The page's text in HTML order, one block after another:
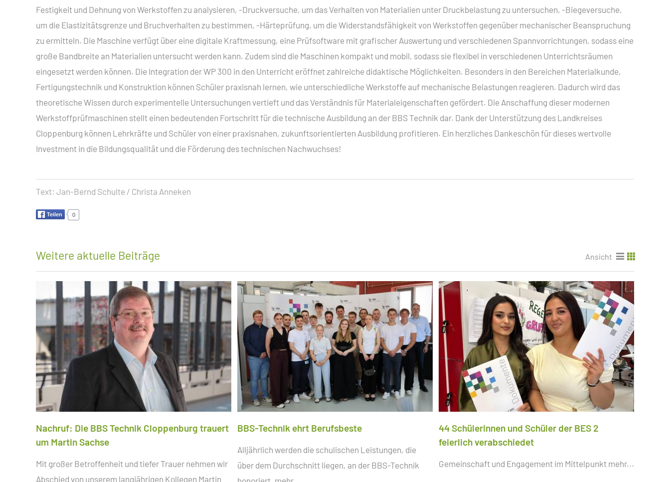
Festigkeit und Dehnung von Werkstoffen zu analysieren, -Druckversuche, um das Verhalten von Materialien unter Druckbelastung zu untersuchen, -Biegeversuche,
um die Elastizitätsgrenze und Bruchverhalten zu bestimmen, -Härteprüfung, um die Widerstandsfähigkeit von Werkstoffen gegenüber mechanischer Beanspruchung
zu ermitteln. Die Maschine verfügt über eine digitale Kraftmessung, eine Prüfsoftware mit grafischer Auswertung und verschiedenen Spannvorrichtungen, sodass eine
große Bandbreite an Materialien untersucht werden kann. Zudem sind die Maschinen kompakt und mobil, sodass sie flexibel in verschiedenen Unterrichtsräumen
eingesetzt werden können. Die Integration der WP 300 in den Unterricht eröffnet zahlreiche didaktische Möglichkeiten. Besonders in den Bereichen Materialkunde,
Fertigungstechnik und Konstruktion können Schüler praxisnah lernen, wie unterschiedliche Werkstoffe auf mechanische Belastungen reagieren. Dadurch wird das
theoretische Wissen durch experimentelle Untersuchungen vertieft und das Verständnis für Materialeigenschaften gefördert. Die Anschaffung dieser modernen
Werkstoffprüfmaschinen stellt einen bedeutenden Fortschritt für die technische Ausbildung an der BBS Technik dar. Dank der Unterstützung des Landkreises
Cloppenburg können Lehrkräfte und Schüler von einer praxisnahen, zukunftsorientierten Ausbildung profitieren. Ein herzliches Dankeschön für dieses wertvolle
Investment in die Bildungsqualität und die Förderung des technischen Nachwuchses!
Text: Jan-Bernd Schulte / Christa Anneken
Teilen 0
Weitere aktuelle Beiträge Ansicht
Nachruf: Die BBS Technik Cloppenburg trauert
um Martin Sachse
Mit großer Betroffenheit und tiefer Trauer nehmen wir
Abschied von unserem langjährigen Kollegen Martin
BBS-Technik ehrt Berufsbeste
Alljährlich werden die schulischen Leistungen, die
über dem Durchschnitt liegen, an der BBS-Technik
44 Schülerinnen und Schüler der BES 2
feierlich verabschiedet
Gemeinschaft und Engagement im Mittelpunkt mehr...